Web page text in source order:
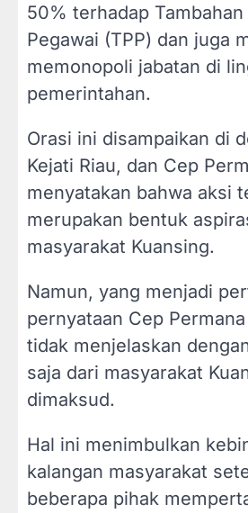
50% terhadap
Pegawai (TPP) dan juga
memonopoli jabatan di
pemerintahan.
Orasi ini disampaikan di
Kejati Riau, dan Cep
menyatakan bahwa aksi
merupakan bentuk
masyarakat Kuansing.
Namun, yang menjadi
pernyataan Cep
tidak menjelaskan
saja dari masyarakat
dimaksud.
Hal ini menimbulkan
kalangan masyarakat
beberapa pihak